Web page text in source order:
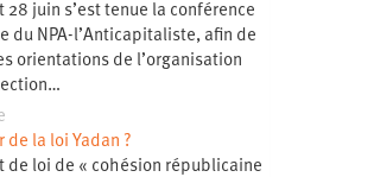
28 juin s’est tenue la conférence
du NPA-l’Anticapitaliste, afin de
orientations de l’organisation
de la loi Yadan ?
de loi de « cohésion républicaine